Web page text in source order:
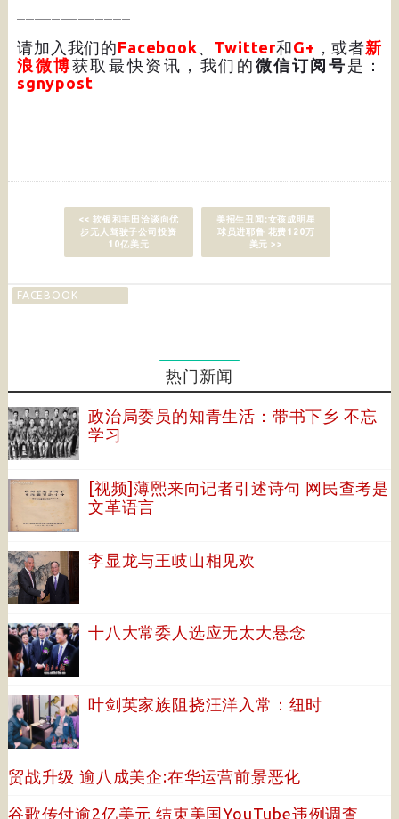
请加入我们的Facebook、 Twitter和G+ ，或者新
浪微博获取最快资讯，我们的 微信订阅号 是：
sgnypost
<< 软银和丰田洽谈向优
步无人驾驶子公司投资
10亿美元
美招生丑闻:女孩成明星
球员进耶鲁 花费120万
美元 >>
FACEBOOK
热门新闻
政治局委员的知青生活：带书下乡 不忘
学习
[视频]薄熙来向记者引述诗句 网民查考是
文革语言
李显龙与王岐山相见欢
十八大常委人选应无太大悬念
叶剑英家族阻挠汪洋入常：纽时
贸战升级 逾八成美企:在华运营前景恶化
谷歌传付逾2亿美元 结束美国YouTube违例调查